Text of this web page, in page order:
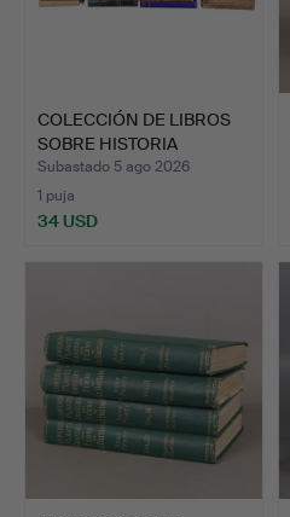
COLECCIÓN DE LIBROS
SOBRE HISTORIA
NATURAL…
Subastado 5 ago 2026
1 puja
34 USD